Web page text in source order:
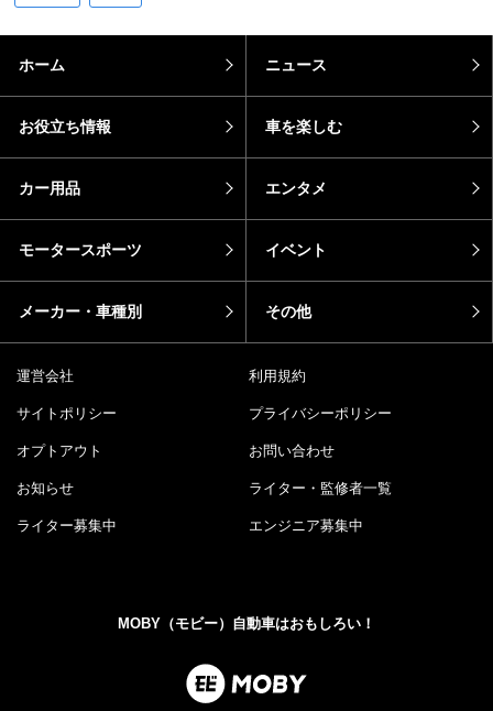
ホーム ニュース
お役立ち情報 車を楽しむ
カー用品 エンタメ
モータースポーツ イベント
メーカー・車種別 その他
運営会社 利用規約
サイトポリシー プライバシーポリシー
オプトアウト お問い合わせ
お知らせ ライター・監修者一覧
ライター募集中 エンジニア募集中
MOBY（モビー）自動車はおもしろい！